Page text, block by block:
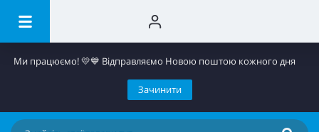
Ми працюємо! 💛​💙 Відправляємо Новою поштою кожного дня
Зачинити